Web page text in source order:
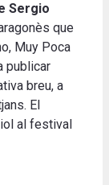
Sergio
que
Muy Poca
publicar
breu, a
El
al festival